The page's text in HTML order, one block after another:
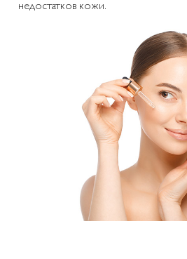
недостатков кожи.